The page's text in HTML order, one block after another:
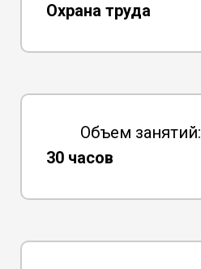
Охрана труда
Объем занятий:
30 часов